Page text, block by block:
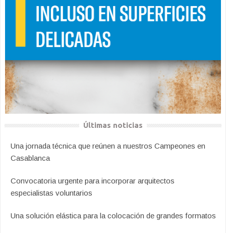
Últimas noticias
Una jornada técnica que reúnen a nuestros Campeones en
Casablanca
Convocatoria urgente para incorporar arquitectos
especialistas voluntarios
Una solución elástica para la colocación de grandes formatos